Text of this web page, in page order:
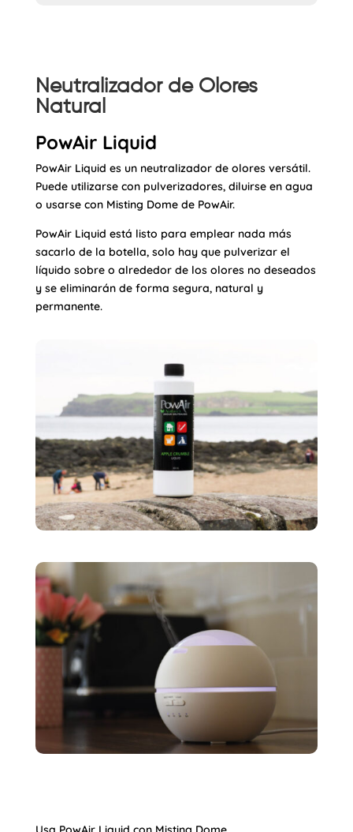
Neutralizador de Olores
Natural
PowAir Liquid
PowAir Liquid es un neutralizador de olores versátil.
Puede utilizarse con pulverizadores, diluirse en agua
o usarse con Misting Dome de PowAir.
PowAir Liquid está listo para emplear nada más
sacarlo de la botella, solo hay que pulverizar el
líquido sobre o alrededor de los olores no deseados
y se eliminarán de forma segura, natural y
permanente.